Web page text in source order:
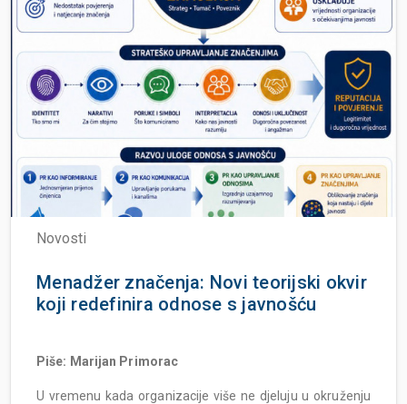
Novosti
Menadžer značenja: Novi teorijski okvir
koji redefinira odnose s javnošću
Piše: Marijan Primorac
U vremenu kada organizacije više ne djeluju u okruženju